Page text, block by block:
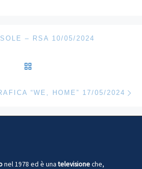
articoli
– RSA 10/05/2024
“WE, HOME” 17/05/2024
nel 1978 ed è unatelevisioneche,